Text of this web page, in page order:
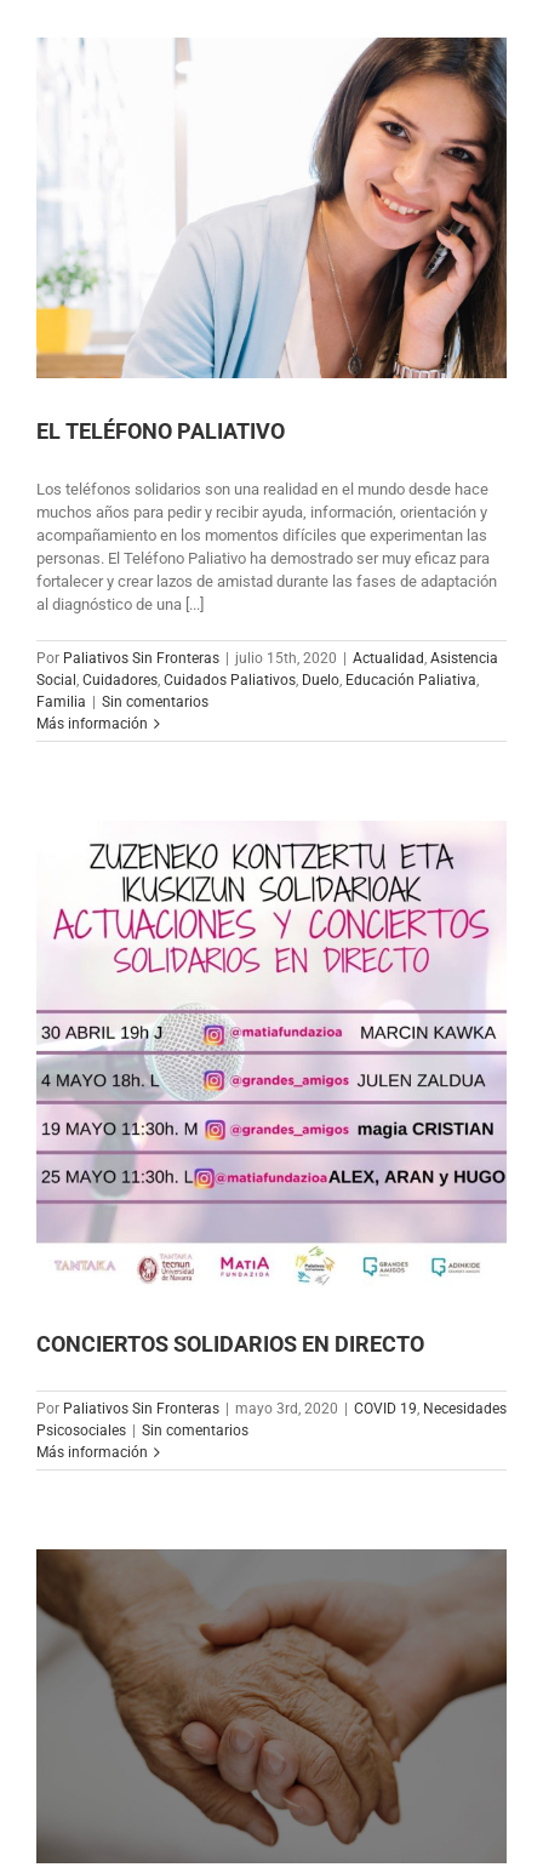
EL TELÉFONO PALIATIVO
Los teléfonos solidarios son una realidad en el mundo desde hace
muchos años para pedir y recibir ayuda, información, orientación y
acompañamiento en los momentos difíciles que experimentan las
personas. El Teléfono Paliativo ha demostrado ser muy eficaz para
fortalecer y crear lazos de amistad durante las fases de adaptación
al diagnóstico de una [...]
Por Paliativos Sin Fronteras | julio 15th, 2020 | Actualidad, Asistencia
Social, Cuidadores, Cuidados Paliativos, Duelo, Educación Paliativa,
Familia | Sin comentarios
Más información
CONCIERTOS SOLIDARIOS EN DIRECTO
Por Paliativos Sin Fronteras | mayo 3rd, 2020 | COVID 19, Necesidades
Psicosociales | Sin comentarios
Más información